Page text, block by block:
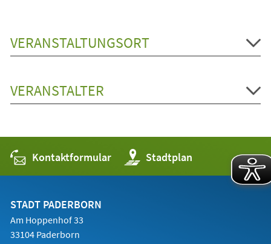
VERANSTALTUNGSORT
VERANSTALTER
Kontaktformular Stadtplan
(Öffnet
in
einem
STADT PADERBORN
Am Hoppenhof 33
33104 Paderborn